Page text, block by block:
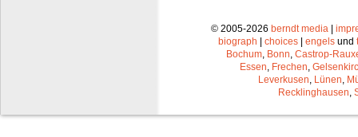
© 2005-2026 berndt media |
biograph | choices | engels und
Bochum Bonn Castrop-
Essen Frechen
Leverkusen Lünen
Recklinghausen